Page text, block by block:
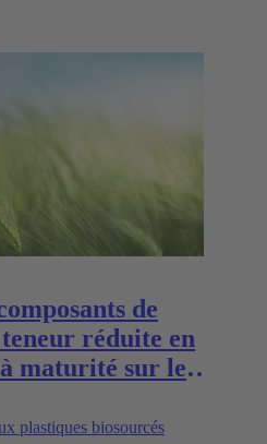
de la série GreenLine au
6B à 24B.
de
réduite en
maturité sur le
plastiques biosourcés